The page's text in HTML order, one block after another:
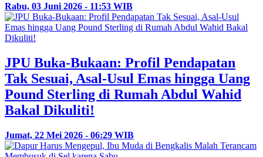
Rabu, 03 Juni 2026 - 11:53 WIB
JPU Buka-Bukaan: Profil Pendapatan
Tak Sesuai, Asal-Usul Emas hingga Uang
Pound Sterling di Rumah Abdul Wahid
Bakal Dikuliti!
Jumat, 22 Mei 2026 - 06:29 WIB